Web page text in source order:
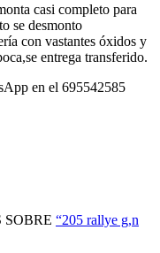
casi completo para
se desmonto
con vastantes óxidos y
entrega transferido.
en el 695542585
“205 rallye g,n